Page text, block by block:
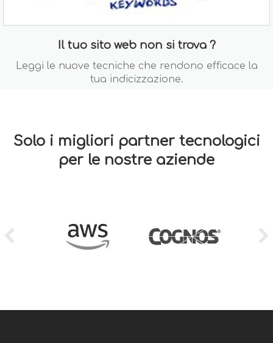
Il tuo sito web non si trova ?
Leggi le nuove tecniche che rendono efficace la
tua indicizzazione.
Solo i migliori partner tecnologici
per le nostre aziende